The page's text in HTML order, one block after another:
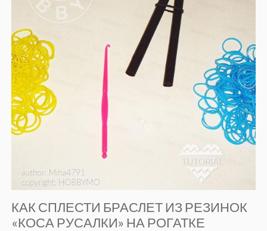
КАК СПЛЕСТИ БРАСЛЕТ ИЗ РЕЗИНОК
«КОСА РУСАЛКИ» НА РОГАТКЕ